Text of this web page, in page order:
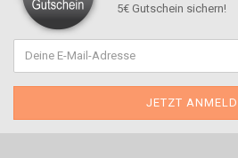
5€ Gutschein sichern!